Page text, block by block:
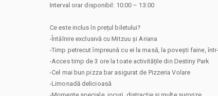
Interval orar disponibil: 10:00 – 13:00
Ce este inclus în prețul biletului?
-Întâlnire exclusivă cu Mitzuu și Ariana
-Timp petrecut împreună cu ei la masă, la povești faine,
-Acces timp de 3 ore la toate activitățile din Destiny Park
-Cel mai bun pizza bar asigurat de Pizzeria Volare
-Limonadă delicioasă
-Momente speciale, jocuri, distracție și multe surprize